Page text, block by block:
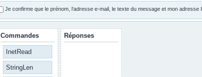
Je confirme que le prénom, l‘adresse e-mail, le texte du message et mon
Commandes
InetRead
StringLen
Réponses